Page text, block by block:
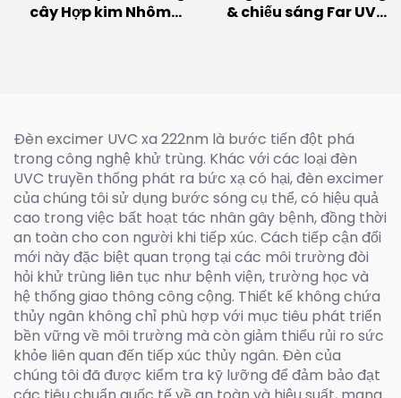
cây Hợp kim Nhôm
nhà
& chiếu sáng Far UV
Đèn excimer UVC xa 222nm là bước tiến đột phá
trong công nghệ khử trùng. Khác với các loại đèn
UVC truyền thống phát ra bức xạ có hại, đèn excimer
của chúng tôi sử dụng bước sóng cụ thể, có hiệu quả
cao trong việc bất hoạt tác nhân gây bệnh, đồng thời
an toàn cho con người khi tiếp xúc. Cách tiếp cận đổi
mới này đặc biệt quan trọng tại các môi trường đòi
hỏi khử trùng liên tục như bệnh viện, trường học và
hệ thống giao thông công cộng. Thiết kế không chứa
thủy ngân không chỉ phù hợp với mục tiêu phát triển
bền vững về môi trường mà còn giảm thiểu rủi ro sức
khỏe liên quan đến tiếp xúc thủy ngân. Đèn của
chúng tôi đã được kiểm tra kỹ lưỡng để đảm bảo đạt